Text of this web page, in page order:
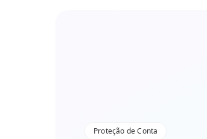
Proteção de Conta